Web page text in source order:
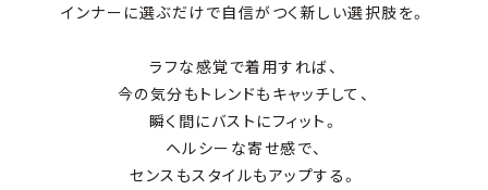
インナーに選ぶだけで自信がつく新しい選択肢を。
ラフな感覚で着用すれば、
今の気分もトレンドもキャッチして、
瞬く間にバストにフィット。
ヘルシーな寄せ感で、
センスもスタイルもアップする。